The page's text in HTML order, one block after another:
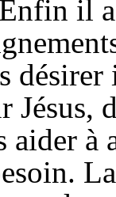
il
Jésus,
aider à